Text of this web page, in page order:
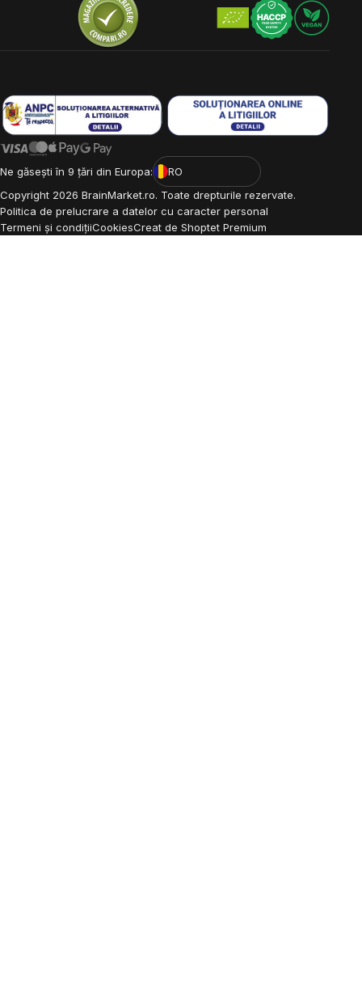
Ne găsești în 9 țări din Europa:
RO
Copyright 2026 BrainMarket.ro. Toate drepturile rezervate.
Politica de prelucrare a datelor cu caracter personal
Termeni și condițiiCookiesCreat de Shoptet Premium